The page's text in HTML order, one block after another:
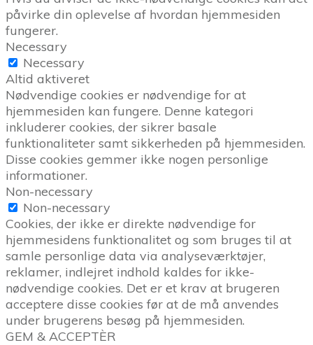
påvirke din oplevelse af hvordan hjemmesiden
fungerer.
Necessary
Necessary
Altid aktiveret
Nødvendige cookies er nødvendige for at
hjemmesiden kan fungere. Denne kategori
inkluderer cookies, der sikrer basale
funktionaliteter samt sikkerheden på hjemmesiden.
Disse cookies gemmer ikke nogen personlige
informationer.
Non-necessary
Non-necessary
Cookies, der ikke er direkte nødvendige for
hjemmesidens funktionalitet og som bruges til at
samle personlige data via analyseværktøjer,
reklamer, indlejret indhold kaldes for ikke-
nødvendige cookies. Det er et krav at brugeren
acceptere disse cookies før at de må anvendes
under brugerens besøg på hjemmesiden.
GEM & ACCEPTÈR